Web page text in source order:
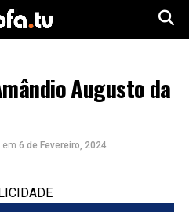
Augusto da
em 6 de Fevereiro, 2024